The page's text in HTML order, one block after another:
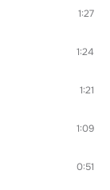
1:27
1:24
1:21
1:09
0:51